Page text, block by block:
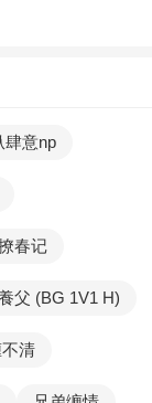
肆意np
春记
父 (BG 1V1 H)
清